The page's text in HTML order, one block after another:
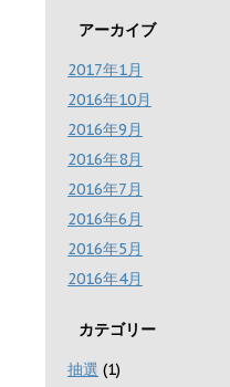
アーカイブ
2017年1月
2016年10月
2016年9月
2016年8月
2016年7月
2016年6月
2016年5月
2016年4月
カテゴリー
抽選 (1)